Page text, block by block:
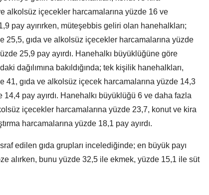
alkolsüz içecekler harcamalarına yüzde 16 ve
pay ayırırken, müteşebbis geliri olan hanehalkları;
25,5, gıda ve alkolsüz içecekler harcamalarına yüzde
25,9 pay ayırdı. Hanehalkı büyüklüğüne göre
dağılımına bakıldığında; tek kişilik hanehalkları,
41, gıda ve alkolsüz içecek harcamalarına yüzde 14,3
14,4 pay ayırdı. Hanehalkı büyüklüğü 6 ve daha fazla
içecekler harcamalarına yüzde 23,7, konut ve kira
harcamalarına yüzde 18,1 pay ayırdı.
edilen gıda grupları incelediğinde; en büyük payı
alırken, bunu yüzde 32,5 ile ekmek, yüzde 15,1 ile süt